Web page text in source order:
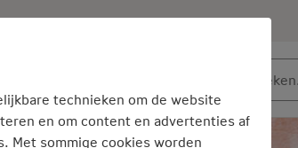
technieken om de website
en om content en advertenties af
Met sommige cookies worden